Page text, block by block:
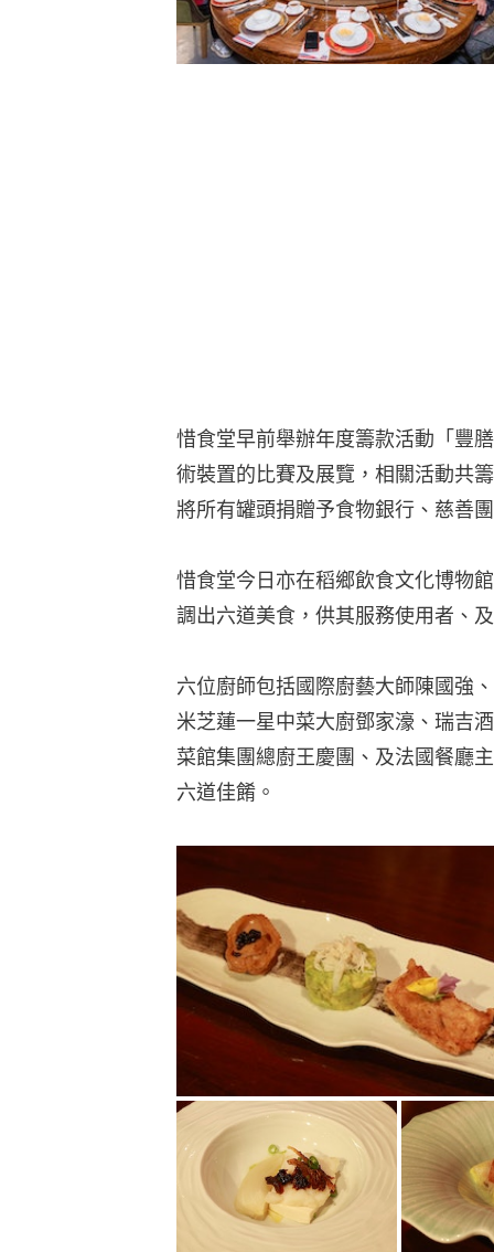
惜食堂早前舉辦年度籌款活動「豐
術裝置的比賽及展覽，相關活動共
將所有罐頭捐贈予食物銀行、慈善
惜食堂今日亦在稻鄉飲食文化博物
調出六道美食，供其服務使用者、
六位廚師包括國際廚藝大師陳國強
米芝蓮一星中菜大廚鄧家濠、瑞吉
菜館集團總廚王慶團、及法國餐廳
六道佳餚。